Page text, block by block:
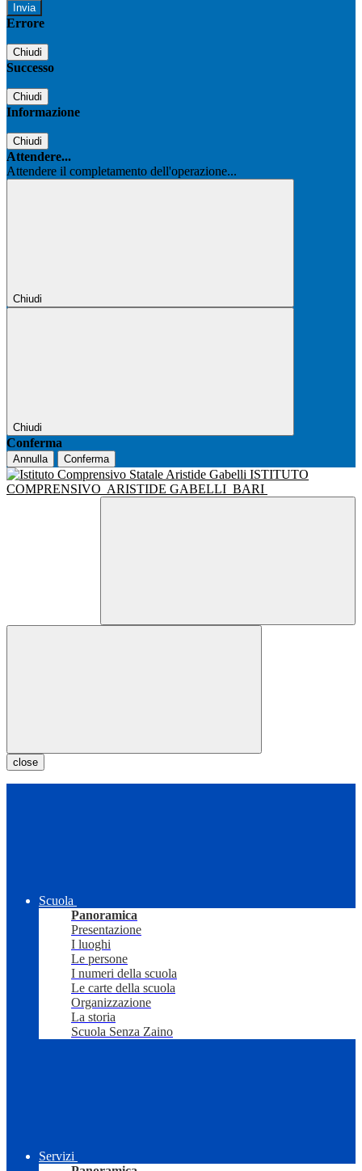
Errore
Chiudi
Successo
Chiudi
Informazione
Chiudi
Attendere...
Attendere il completamento dell'operazione...
Chiudi
Chiudi
Conferma
Annulla Conferma
ISTITUTO
COMPRENSIVO ARISTIDE GABELLI BARI
close
Scuola
Panoramica
Presentazione
I luoghi
Le persone
I numeri della scuola
Le carte della scuola
Organizzazione
La storia
Scuola Senza Zaino
Servizi